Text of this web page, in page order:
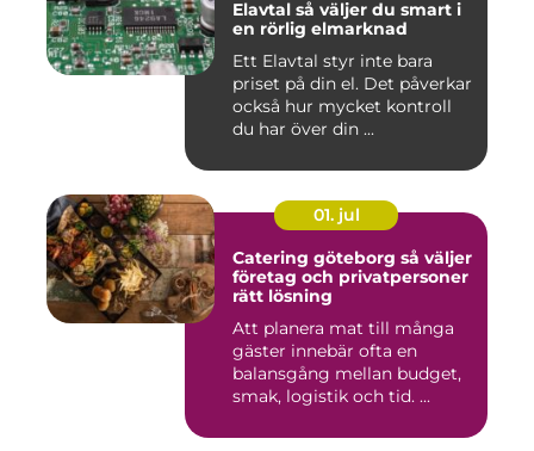
Elavtal så väljer du smart i
en rörlig elmarknad
Ett Elavtal styr inte bara
priset på din el. Det påverkar
också hur mycket kontroll
du har över din ...
01. jul
Catering göteborg så väljer
företag och privatpersoner
rätt lösning
Att planera mat till många
gäster innebär ofta en
balansgång mellan budget,
smak, logistik och tid. ...